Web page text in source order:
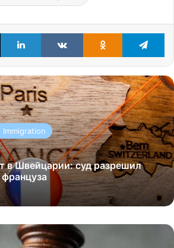
X LinkedIn VKontakteOdnoklassniki
в Швейцарии: суд разрешил